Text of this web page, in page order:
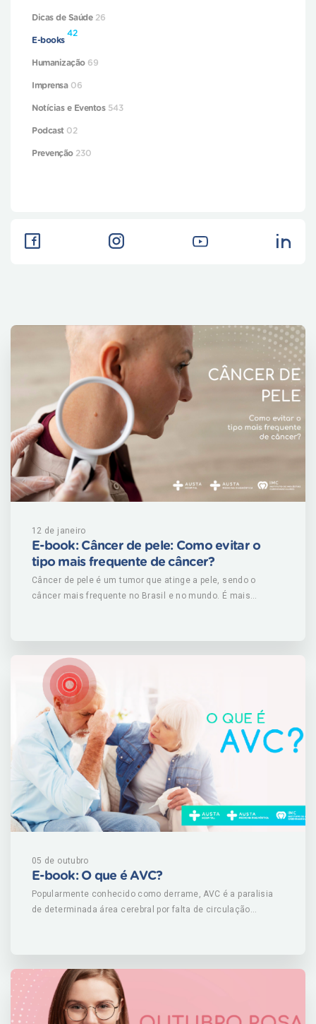
Dicas de Saúde 26
E-books
42
Humanização 69
Imprensa 06
Notícias e Eventos 543
Podcast 02
Prevenção 230
12 de janeiro
E-book: Câncer de pele: Como evitar o
tipo mais frequente de câncer?
Câncer de pele é um tumor que atinge a pele, sendo o
câncer mais frequente no Brasil e no mundo. É mais
todos os diagnósticos desta doença no Brasil, sendo que o
Instituto Nacional do Câncer (INCA) registra, a cada ano,
cerca de 185 mil novos casos. Baixe nosso e-book e saiba
mais sobre esta doença e como se prevenir dela. BAIXE
AQUI
05 de outubro
E-book: O que é AVC?
Popularmente conhecido como derrame, AVC é a paralisia
de determinada área cerebral por falta de circulação
homens, doença é a segunda principal causa de morte no
Brasil, depois do infarto, fatal para mais de 100 mil
brasileiros por ano um óbito a cada cinco minutos, de
acordo com o Ministério da Saúde. Existem dois tipos
isquêmico e hemorrágico. O primeiro é responsável por 87